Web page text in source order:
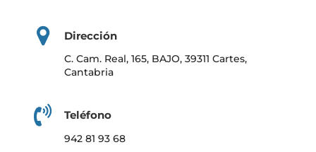
Dirección
C. Cam. Real, 165, BAJO, 39311 Cartes,
Cantabria
Teléfono
942 81 93 68